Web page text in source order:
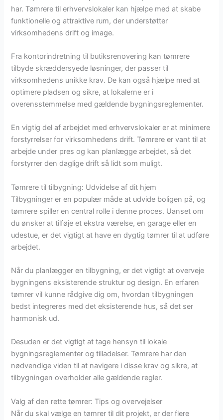
har. Tømrere til erhvervslokaler kan hjælpe med at skabe
funktionelle og attraktive rum, der understøtter
virksomhedens drift og image.
Fra kontorindretning til butiksrenovering kan tømrere
tilbyde skræddersyede løsninger, der passer til
virksomhedens unikke krav. De kan også hjælpe med at
optimere pladsen og sikre, at lokalerne er i
overensstemmelse med gældende bygningsreglementer.
En vigtig del af arbejdet med erhvervslokaler er at minimere
forstyrrelser for virksomhedens drift. Tømrere er vant til at
arbejde under pres og kan planlægge arbejdet, så det
forstyrrer den daglige drift så lidt som muligt.
Tømrere til tilbygning: Udvidelse af dit hjem
Tilbygninger er en populær måde at udvide boligen på, og
tømrere spiller en central rolle i denne proces. Uanset om
du ønsker at tilføje et ekstra værelse, en garage eller en
udestue, er det vigtigt at have en dygtig tømrer til at udføre
arbejdet.
Når du planlægger en tilbygning, er det vigtigt at overveje
bygningens eksisterende struktur og design. En erfaren
tømrer vil kunne rådgive dig om, hvordan tilbygningen
bedst integreres med det eksisterende hus, så det ser
harmonisk ud.
Desuden er det vigtigt at tage hensyn til lokale
bygningsreglementer og tilladelser. Tømrere har den
nødvendige viden til at navigere i disse krav og sikre, at
tilbygningen overholder alle gældende regler.
Valg af den rette tømrer: Tips og overvejelser
Når du skal vælge en tømrer til dit projekt, er der flere